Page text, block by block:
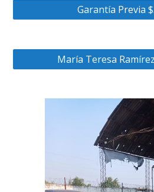
Garantía Previa
María Teresa